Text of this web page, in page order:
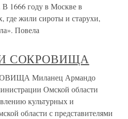
В 1666 году в Москве в
где жили сироты и старухи,
Повела
СОКРОВИЩА
Миланец Армандо
Омской области
культурных и
области с представителями